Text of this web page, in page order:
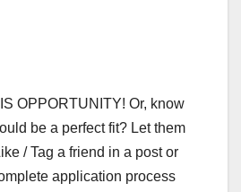
OPPORTUNITY! Or, know
be a perfect fit? Let them
/ Tag a friend in a post or
application process